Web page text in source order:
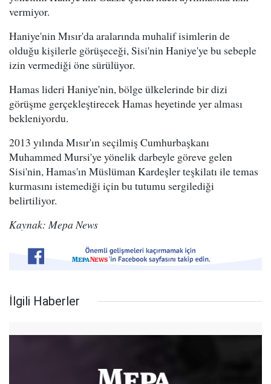
vermiyor.
Haniye'nin Mısır'da aralarında muhalif isimlerin de
olduğu kişilerle görüşeceği, Sisi'nin Haniye'ye bu sebeple
izin vermediği öne sürülüyor.
Hamas lideri Haniye'nin, bölge ülkelerinde bir dizi
görüşme gerçekleştirecek Hamas heyetinde yer alması
bekleniyordu.
2013 yılında Mısır'ın seçilmiş Cumhurbaşkanı
Muhammed Mursi'ye yönelik darbeyle göreve gelen
Sisi'nin, Hamas'ın Müslüman Kardeşler teşkilatı ile temas
kurmasını istemediği için bu tutumu sergilediği
belirtiliyor.
Kaynak: Mepa News
İlgili Haberler